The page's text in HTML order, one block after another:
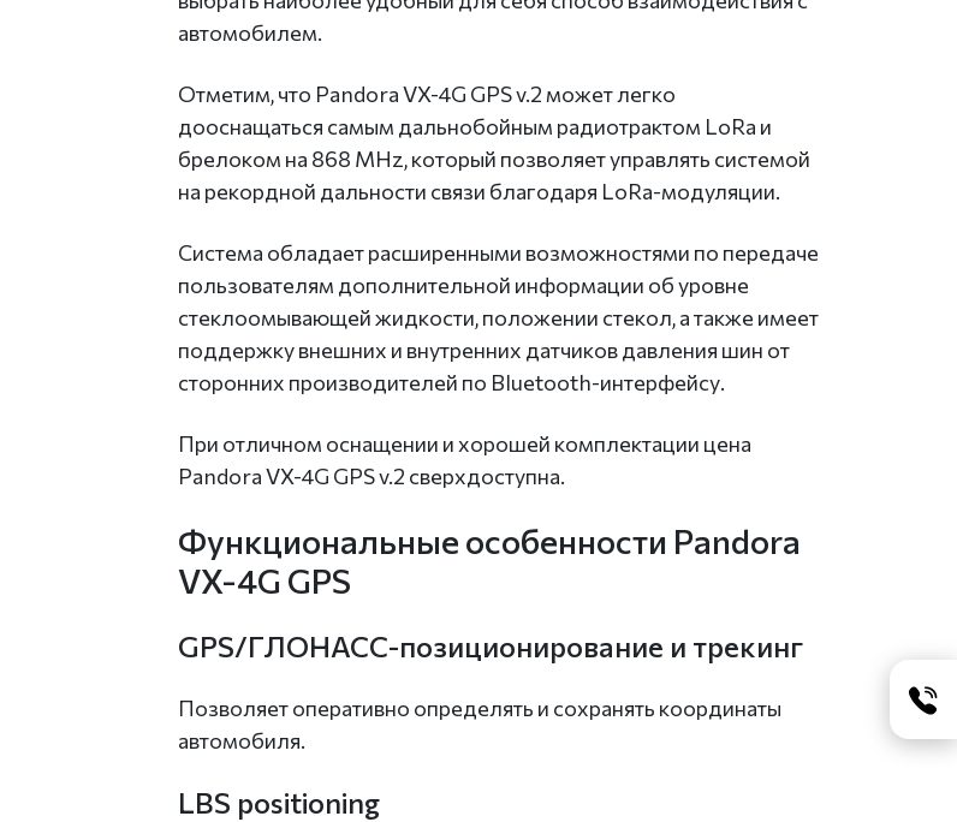
автомобилем.
Отметим, что Pandora VX-4G GPS v.2 может легко
дооснащаться самым дальнобойным радиотрактом LoRa и
брелоком на 868 MHz, который позволяет управлять системой
на рекордной дальности связи благодаря LoRa-модуляции.
Система обладает расширенными возможностями по передаче
пользователям дополнительной информации об уровне
стеклоомывающей жидкости, положении стекол, а также имеет
поддержку внешних и внутренних датчиков давления шин от
сторонних производителей по Bluetooth-интерфейсу.
При отличном оснащении и хорошей комплектации цена
Pandora VX-4G GPS v.2 сверхдоступна.
Функциональные особенности Pandora
VX-4G GPS
GPS/ГЛОНАСС-позиционирование и трекинг
Позволяет оперативно определять и сохранять координаты
автомобиля.
LBS positioning